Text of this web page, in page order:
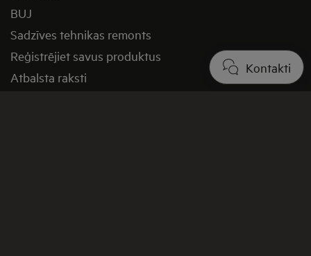
Kontakti
BUJ
Sadzīves tehnikas remonts
Reģistrējiet savus produktus
Atbalsta raksti